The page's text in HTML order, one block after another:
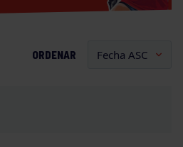
ORDENAR